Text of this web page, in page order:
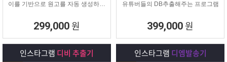
이를 기반으로 원고를 자동 생성하는
프로그램입니다.
299,000 원
유튜버들의 DB추출해주는 프로그램
399,000 원
인스타그램 디비 추출기 인스타그램 디엠발송기